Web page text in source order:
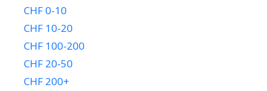
CHF 0-10
CHF 10-20
CHF 100-200
CHF 20-50
CHF 200+